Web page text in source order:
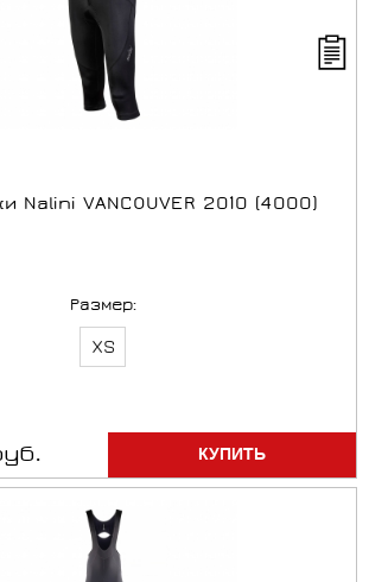
Nalini VANCOUVER 2010 (4000)
Размер:
XS